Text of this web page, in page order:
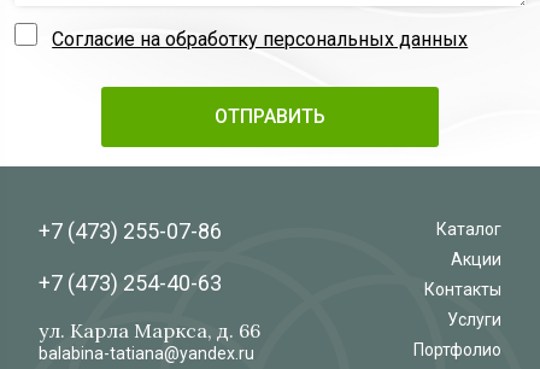
Согласие на обработку персональных данных
+7 (473) 255-07-86
+7 (473) 254-40-63
ул. Карла Маркса, д. 66
balabina-tatiana@yandex.ru
Каталог
Акции
Контакты
Услуги
Портфолио